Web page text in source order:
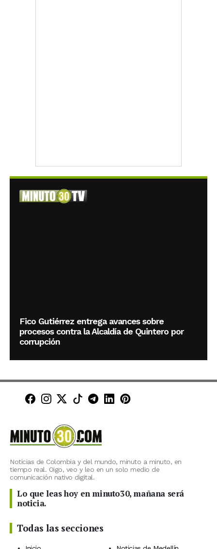
Fico Gutiérrez entrega avances sobre
procesos contra la Alcaldía de Quintero por
corrupción
Minuto30 en Facebook
Minuto30 en Instagram
Minuto30 en X (Twitter)
Minuto30 en TikTok
Canal de Minuto30 en
Minuto30 en LinkedIn
Minuto30 en
Noticias de Colombia y del mundo, minuto a minuto, en
tiempo real. Oigo, veo y leo en un solo medio de
comunicación nativo digital.
Lo que leas hoy en minuto30, mañana será
noticia.
Todas las secciones